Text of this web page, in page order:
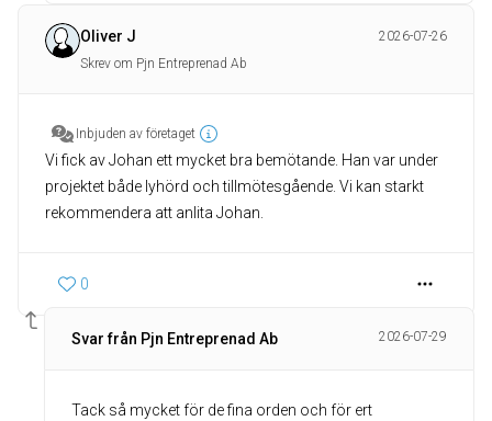
Oliver J
2026-07-26
Skrev om Pjn Entreprenad Ab
Inbjuden av företaget
Vi fick av Johan ett mycket bra bemötande. Han var under
projektet både lyhörd och tillmötesgående. Vi kan starkt
rekommendera att anlita Johan.
0
Svar från Pjn Entreprenad Ab 2026-07-29
Tack så mycket för de fina orden och för ert